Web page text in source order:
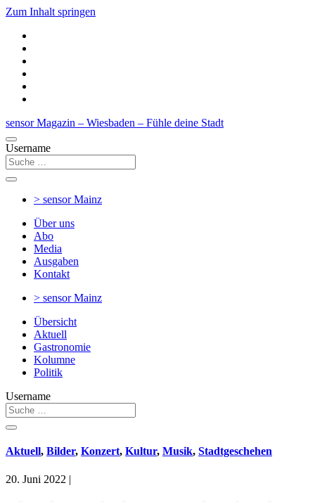
Zum Inhalt springen
sensor Magazin – Wiesbaden – Fühle deine Stadt
Username
> sensorMainz
Über uns
Abo
Media
Ausgaben
Kontakt
> sensorMainz
Übersicht
Aktuell
Gastronomie
Kolumne
Politik
Username
Aktuell, Bilder, Konzert, Kultur, Musik, Stadtgeschehen
20. Juni 2022 |